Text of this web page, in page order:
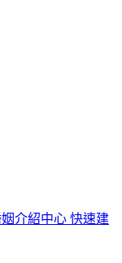
介紹中心 快速建